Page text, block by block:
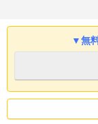
のことを温かく見守ろ
（※本コンテンツは合冊
集／最高の家族の絆」
▼無